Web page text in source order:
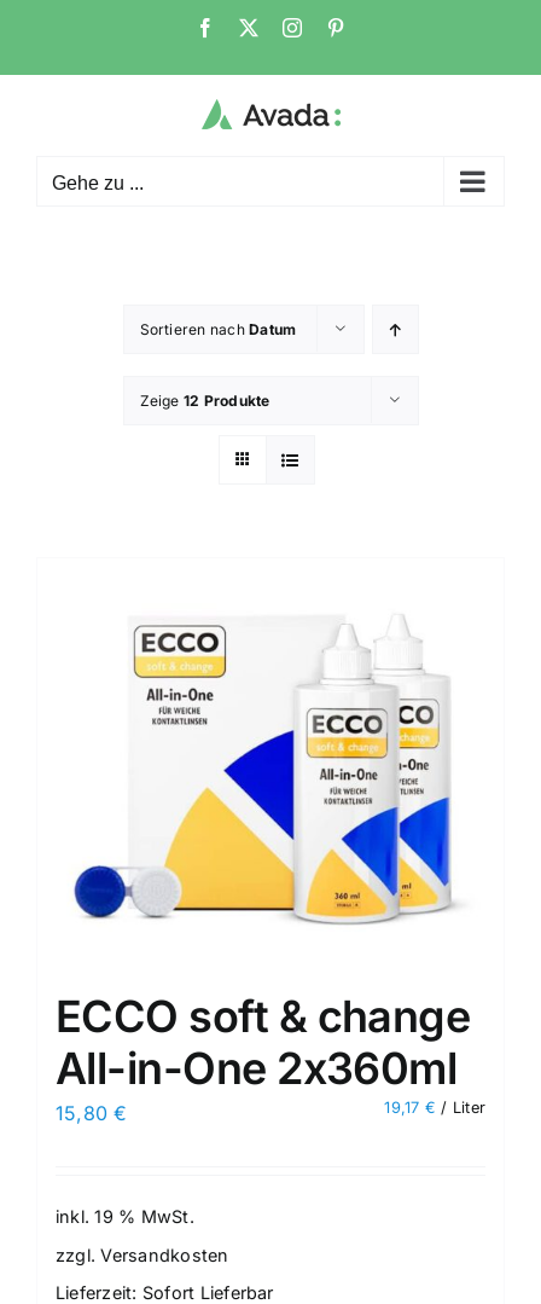
springen
Facebook Instagram
Gehe zu ...
Sortieren nachDatum
Zeige 12 Produkte
ECCO soft & change
All-in-One 2x360ml
15,80€ 19,17 € / Liter
inkl. 19 % MwSt.
zzgl.Versandkosten
Lieferzeit: Sofort Lieferbar